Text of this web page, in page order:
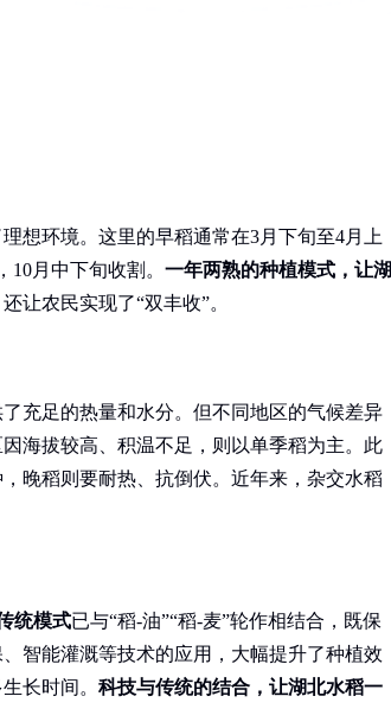
想环境。这里的早稻通常在3月下旬至4月上
月中下旬收割。 一年两熟的种植模式，让湖
让农民实现了“双丰收”。
充足的热量和水分。但不同地区的气候差异
海拔较高、积温不足，则以单季稻为主。此
晚稻则要耐热、抗倒伏。近年来，杂交水稻
统模式已与“稻-油”“稻-麦”轮作相结合，既保
智能灌溉等技术的应用，大幅提升了种植效
长时间。 科技与传统的结合，让湖北水稻一